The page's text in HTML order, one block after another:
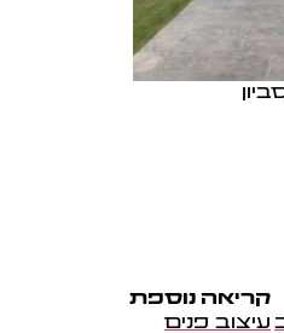
נוספת
פנים